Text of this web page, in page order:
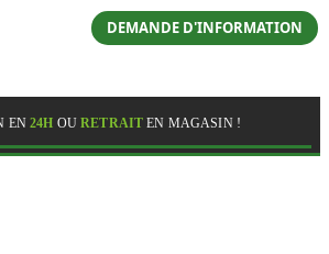
EN24H OURETRAIT EN MAGASIN !
DEMANDE D'INFORMATION